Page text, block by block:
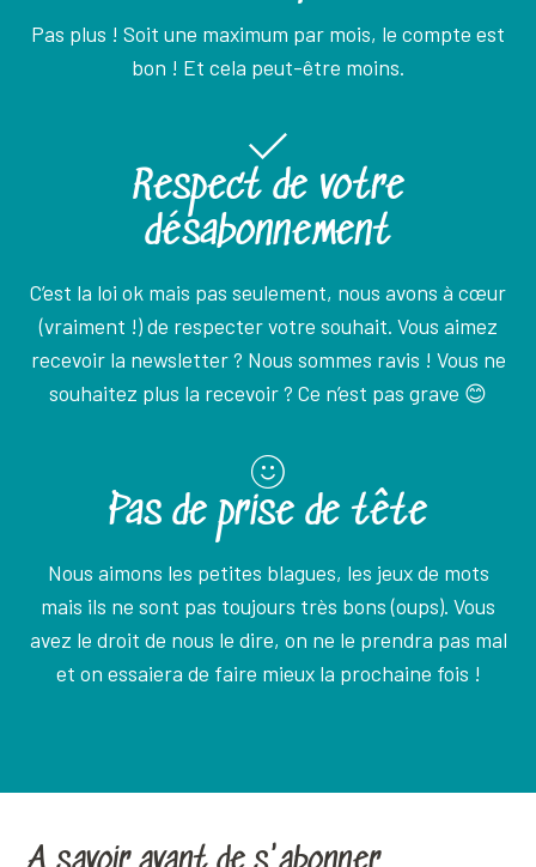
Pas plus ! Soit une maximum par mois, le compte est
bon ! Et cela peut-être moins.
Respect de votre
désabonnement
C’est la loi ok mais pas seulement, nous avons à cœur
(vraiment !) de respecter votre souhait. Vous aimez
recevoir la newsletter ? Nous sommes ravis ! Vous ne
souhaitez plus la recevoir ? Ce n’est pas grave 😊
Pas de prise de tête
Nous aimons les petites blagues, les jeux de mots
mais ils ne sont pas toujours très bons (oups). Vous
avez le droit de nous le dire, on ne le prendra pas mal
et on essaiera de faire mieux la prochaine fois !